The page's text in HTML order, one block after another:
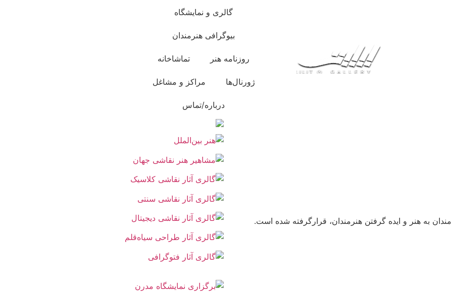
گالری و نمایشگاه
بیوگرافی هنرمندان
روزنامه هنر تماشاخانه
ژورنال‌ها مراکز و مشاغل
درباره/تماس
به هنر و ایده گرفتن هنرمندان، قرارگرفته شده است.